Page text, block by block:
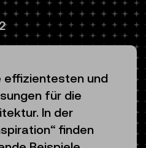
effizientesten und
für die
In der
finden